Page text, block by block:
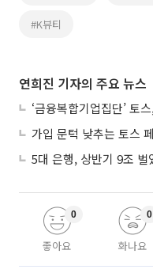
#K뷰티
연희진 기자의 주요 뉴스
좋아요
0
화나요
0